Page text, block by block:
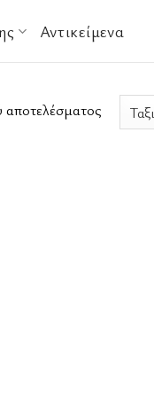
Αντικείμενα
αποτελέσματος